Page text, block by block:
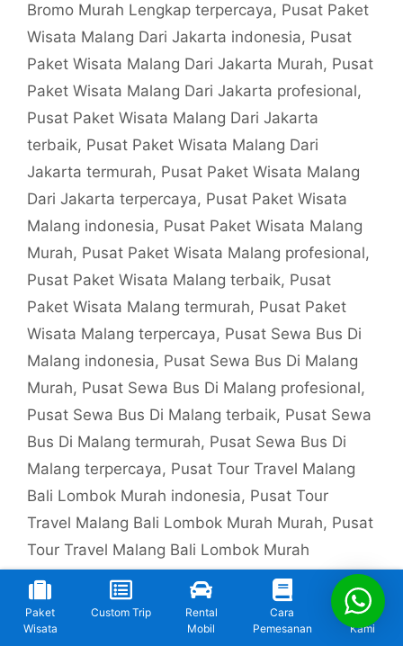
Bromo Murah Lengkap terpercaya, Pusat Paket
Wisata Malang Dari Jakarta indonesia, Pusat
Paket Wisata Malang Dari Jakarta Murah, Pusat
Paket Wisata Malang Dari Jakarta profesional,
Pusat Paket Wisata Malang Dari Jakarta
terbaik, Pusat Paket Wisata Malang Dari
Jakarta termurah, Pusat Paket Wisata Malang
Dari Jakarta terpercaya, Pusat Paket Wisata
Malang indonesia, Pusat Paket Wisata Malang
Murah, Pusat Paket Wisata Malang profesional,
Pusat Paket Wisata Malang terbaik, Pusat
Paket Wisata Malang termurah, Pusat Paket
Wisata Malang terpercaya, Pusat Sewa Bus Di
Malang indonesia, Pusat Sewa Bus Di Malang
Murah, Pusat Sewa Bus Di Malang profesional,
Pusat Sewa Bus Di Malang terbaik, Pusat Sewa
Bus Di Malang termurah, Pusat Sewa Bus Di
Malang terpercaya, Pusat Tour Travel Malang
Bali Lombok Murah indonesia, Pusat Tour
Travel Malang Bali Lombok Murah Murah, Pusat
Tour Travel Malang Bali Lombok Murah
profesional
,Pusat Tour Travel Malang Bali
Lombok Murah terbaik , Pusat Tour Travel
Malang Bali Lombok Murah termurah,Pusat
Paket
Wisata
Custom Trip
Rental
Mobil
Cara
Pemesanan
Kontak
Kami